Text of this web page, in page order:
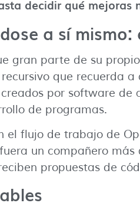
decidir qué mejoras
a sí mismo:
gran parte de su
que recuerda
por software de
de programas.
el flujo de trabajo de
un compañero
propuestas de